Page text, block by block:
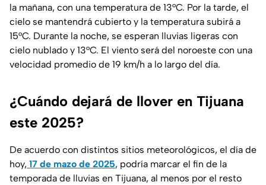
la mañana, con una temperatura de 13°C. Por la tarde, el
cielo se mantendrá cubierto y la temperatura subirá a
15°C. Durante la noche, se esperan lluvias ligeras con
cielo nublado y 13°C. El viento será del noroeste con una
velocidad promedio de 19 km/h a lo largo del día.
¿Cuándo dejará de llover en Tijuana
este 2025?
De acuerdo con distintos sitios meteorológicos, el día de
hoy, 17 de mazo de 2025, podría marcar el fin de la
temporada de lluvias en Tijuana, al menos por el resto